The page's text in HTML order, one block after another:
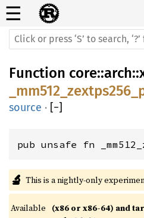
☰
Function core::arch::
source · [−]
pub unsafe fn
🔬 This is a nightly-only
Available (x86 or x86-64) and